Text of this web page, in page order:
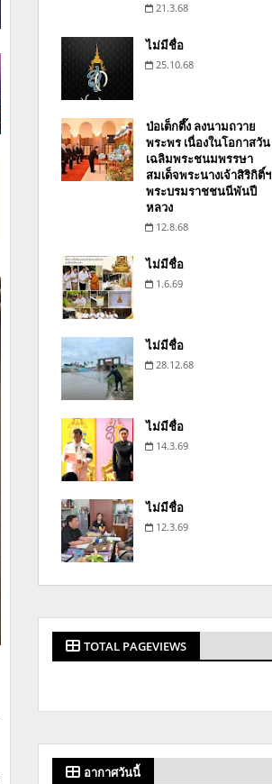
21.3.68
ไม่มีชื่อ
25.10.68
ป่อเต็กตึ๊ง ลงนามถวาย
พระพร เนื่องในโอกาสวัน
เฉลิมพระชนมพรรษา
สมเด็จพระนางเจ้าสิริกิติ์ฯ
พระบรมราชชนนีพันปี
หลวง
12.8.68
ไม่มีชื่อ
1.6.69
ไม่มีชื่อ
28.12.68
ไม่มีชื่อ
14.3.69
ไม่มีชื่อ
12.3.69
TOTAL PAGEVIEWS
อากาศวันนี้